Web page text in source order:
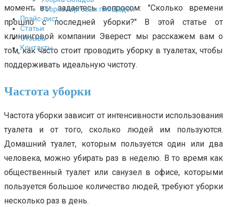
Уборка торговых площадей
Прайс-лист
Cтатьи
Отзывы
Контакты
момент вы задаетесь вопросом: "Сколько времени
прошло с последней уборки?" В этой статье от
клининговой компании Эверест мы расскажем вам о
том, как часто стоит проводить уборку в туалетах, чтобы
поддерживать идеальную чистоту.
Частота уборки
Частота уборки зависит от интенсивности использования
туалета и от того, сколько людей им пользуются.
Домашний туалет, которым пользуется один или два
человека, можно убирать раз в неделю. В то время как
общественный туалет или санузел в офисе, которыми
пользуется большое количество людей, требуют уборки
несколько раз в день.